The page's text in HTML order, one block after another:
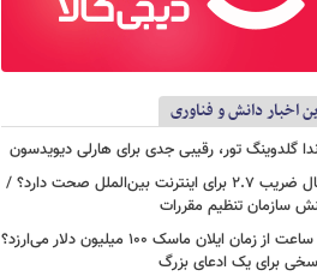
اخبار دانش و فناوری
گلدوینگ تور، رقیبی جدی برای هارلی دیویدسون
اعمال ضریب ۲.۷ برای اینترنت بین‌الملل صحت دارد؟ /
سازمان تنظیم مقررات
یک ساعت از زمان ایلان ماسک ۱۰۰ میلیون دلار می‌ارزد؟
برای یک ادعای بزرگ